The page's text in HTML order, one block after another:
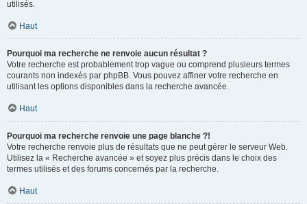
utilisés.
Haut
Pourquoi ma recherche ne renvoie aucun résultat ?
Votre recherche est probablement trop vague ou comprend plusieurs termes
courants non indexés par phpBB. Vous pouvez affiner votre recherche en
utilisant les options disponibles dans la recherche avancée.
Haut
Pourquoi ma recherche renvoie une page blanche ?!
Votre recherche renvoie plus de résultats que ne peut gérer le serveur Web.
Utilisez la « Recherche avancée » et soyez plus précis dans le choix des
termes utilisés et des forums concernés par la recherche.
Haut